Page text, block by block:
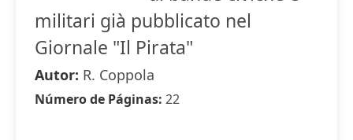
militari già pubblicato nel
Giornale "Il Pirata"
Autor: R. Coppola
Número de Páginas: 22